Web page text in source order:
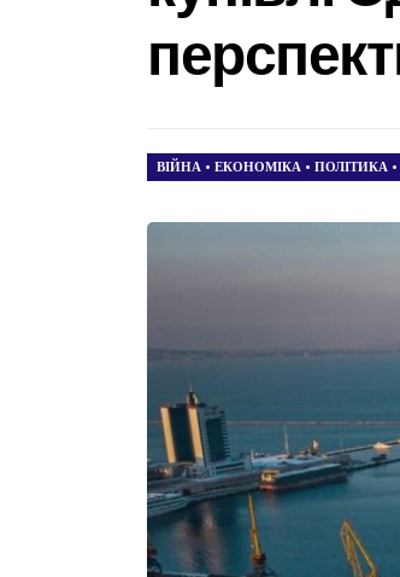
ВІЙНА • ЕКОНОМІКА • ПОЛІТИКА •